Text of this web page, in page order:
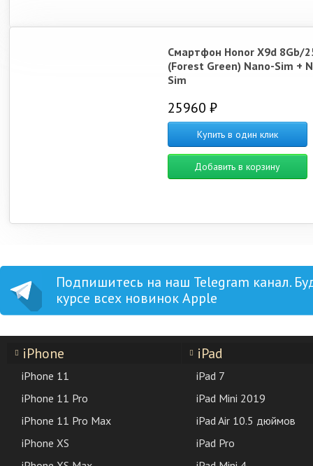
Смартфон Honor X9d 8Gb/
(Forest Green) Nano-Sim +
Sim
25960 ₽
Купить в один клик
Добавить в корзину
Подпишитесь на наш Telegram канал.
курсе всех новинок Apple
iPhone
iPhone 11
iPhone 11 Pro
iPhone 11 Pro Max
iPhone XS
iPad
iPad 7
iPad Mini 2019
iPad Air 10.5 дюймов
iPad Pro